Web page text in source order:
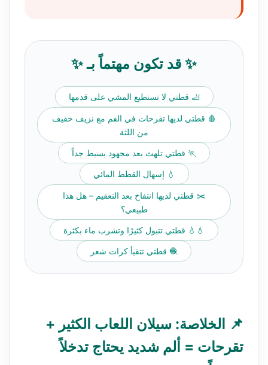
✨ قد تكون مهتماً بـ ✨
🦶 قطتي لا تستطيع المشي على قدمها
🩸 قطتي لديها تقرحات في الفم مع نزيف خفيف
من اللثة
🏃 قطتي تلهث بعد مجهود بسيط جداً
💧 إسهال القطط المائي
✂️ قطتي لديها انتفاخ بعد التعقيم – هل هذا
طبيعي؟
💧💧 قطتي تتبول كثيرًا وتشرب ماء بكثرة
🧶 قطتي تتقيأ كرات شعر
📌 الخلاصة: سيلان اللعاب الكثير +
تقرحات = ألم شديد يحتاج تدخلاً